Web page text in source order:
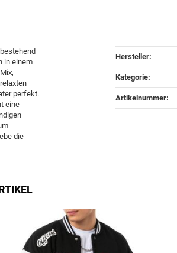
in einem
perfekt.
eine
die
Hersteller:
Kategorie:
Artikelnummer: